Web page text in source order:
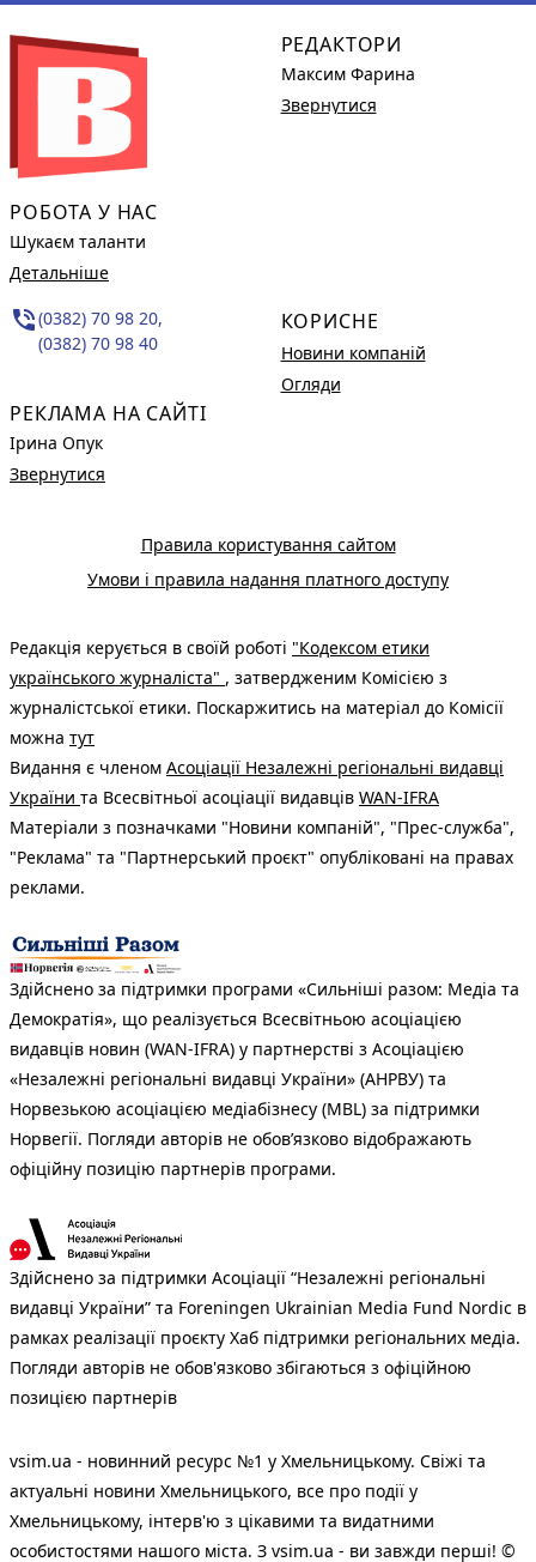
РОБОТА У НАС
Шукаєм таланти
Детальніше
phone_in_talk(0382) 70 98 20,
(0382) 70 98 40
РЕКЛАМА НА САЙТІ
Ірина Опук
Звернутися
РЕДАКТОРИ
Максим Фарина
Звернутися
КОРИСНЕ
Новини компаній
Огляди
Правила користування сайтом
Умови і правила надання платного доступу
Редакція керується в своїй роботі "Кодексом етики
українського журналіста" , затвердженим Комісією з
журналістської етики. Поскаржитись на матеріал до Комісії
можна тут
Видання є членом Асоціації Незалежні регіональні видавці
України та Всесвітньої асоціації видавців WAN-IFRA
Матеріали з позначками "Новини компаній", "Прес-служба",
"Реклама" та "Партнерський проєкт" опубліковані на правах
реклами.
Здійснено за підтримки програми «Сильніші разом: Медіа та
Демократія», що реалізується Всесвітньою асоціацією
видавців новин (WAN-IFRA) у партнерстві з Асоціацією
«Незалежні регіональні видавці України» (АНРВУ) та
Норвезькою асоціацією медіабізнесу (MBL) за підтримки
Норвегії. Погляди авторів не обов’язково відображають
офіційну позицію партнерів програми.
Здійснено за підтримки Асоціації “Незалежні регіональні
видавці України” та Foreningen Ukrainian Media Fund Nordic в
рамках реалізації проєкту Хаб підтримки регіональних медіа.
Погляди авторів не обов'язково збігаються з офіційною
позицією партнерів
vsim.ua - новинний ресурс №1 у Хмельницькому. Свіжі та
актуальні новини Хмельницького, все про події у
Хмельницькому, інтерв'ю з цікавими та видатними
особистостями нашого міста. З vsim.ua - ви завжди перші! ©